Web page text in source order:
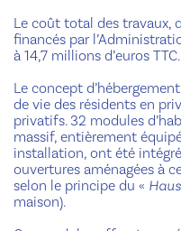
Le coût total des travaux,
financés par
à 14,7 millions d’euros TTC.
Le concept
de vie des résidents en
privatifs. 32 modules
massif, entièrement
installation, ont été
ouvertures aménagées à
selon le principe du «
maison).